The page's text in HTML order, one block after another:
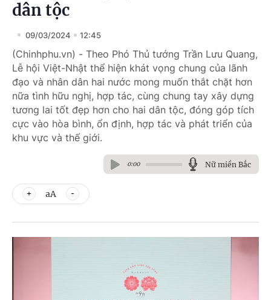
dân tộc
09/03/2024 12:45
(Chinhphu.vn) - Theo Phó Thủ tướng Trần Lưu Quang,
Lễ hội Việt-Nhật thể hiện khát vọng chung của lãnh
đạo và nhân dân hai nước mong muốn thắt chặt hơn
nữa tình hữu nghị, hợp tác, cùng chung tay xây dựng
tương lai tốt đẹp hơn cho hai dân tộc, đóng góp tích
cực vào hòa bình, ổn định, hợp tác và phát triển của
khu vực và thế giới.
0:00 Nữ miền Bắc
aA